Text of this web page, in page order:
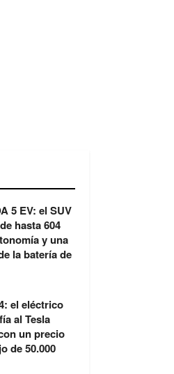
5 EV: el SUV
hasta 604
y una
la batería de
el eléctrico
al Tesla
un precio
de 50.000